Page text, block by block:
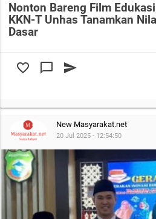
Nonton Bareng Film
KKN-T Unhas Tanamkan
Dasar
favorite_border chat_bubble_outline send
New Masyarakat.net
20 Jul 2025 - 12:54:50